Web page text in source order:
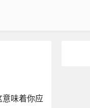
味着你应